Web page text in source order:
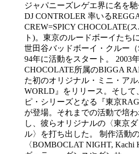
ジャパニーズレゲエ界に名を
DJ CONTROLER 率いる
CREW=SPICY CHOCOLATE(
ト)。東京のルードボーイたち
世田谷バッドボーイ・クルー（
94年に活動をスタート。 2003
CHOCOLATE所属のBIGGA
た初のオリジナル・ミニ・ア
WORLD』をリリース。そして
ピ・シリーズとなる『東京
が登場。それまでの活動で培
し、彼らオリジナルの〈東京
ル〉を打ち出した。 制作活動
〈BOMBOCLAT NIGHT, Kachi